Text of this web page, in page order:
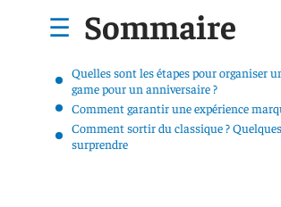
Sommaire
Quelles sont les étapes pour organiser
game pour un anniversaire ?
Comment garantir une expérience
Comment sortir du classique ?
surprendre